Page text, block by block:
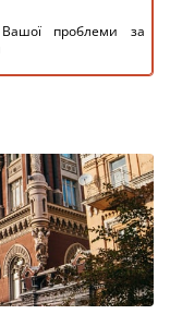
проблеми за